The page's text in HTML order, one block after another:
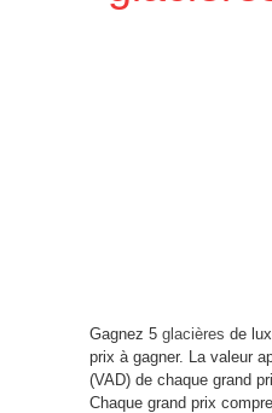
Gagnez 5 glacières de
prix à gagner. La valeur
(VAD) de chaque grand
Chaque grand prix